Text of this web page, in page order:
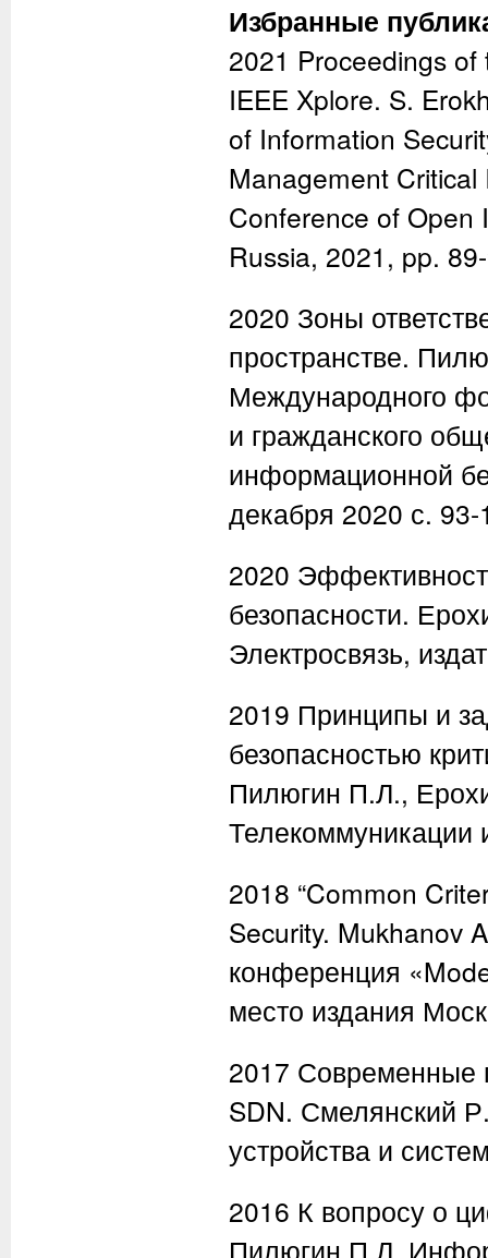
Избранные
2021 Proceedings
IEEE Xplore. S.
of Information
Management
Conference of Open
Russia, 2021, pp.
2020 Зоны
пространстве.
Международного
и гражданского
информационной
декабря 2020 с. 93-
2020
безопасности.
Электросвязь,
2019 Принципы и
безопасностью
Пилюгин П.Л.,
2018 “Common
Security. Mukhanov
конференция
место издания
2017 Современные
SDN. Смелянский
устройства и
2016 К вопросу о
Пилюгин П.Л.